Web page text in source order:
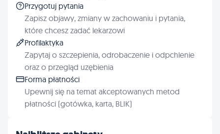
Przygotuj pytania
Zapisz objawy, zmiany w zachowaniu i pytania,
które chcesz zadać lekarzowi
Profilaktyka
Zapytaj o szczepienia, odrobaczenie i odpchlenie
oraz o przegląd uzębienia
Forma płatności
Upewnij się na temat akceptowanych metod
płatności (gotówka, karta, BLIK)